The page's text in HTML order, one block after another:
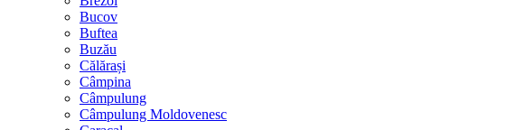
Bucov
Buftea
Buzău
Călărași
Câmpina
Câmpulung
Câmpulung Moldovenesc